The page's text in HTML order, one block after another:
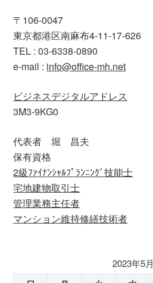
〒106-0047
東京都港区南麻布4-11-17-626
TEL : 03-6338-0890
e-mail : info@office-mh.net
ビジネスデジタルアドレス
3M3-9KG0
代表者 堀 昌夫
保有資格
2級ﾌｧｲﾅﾝｼｬﾙﾌﾟﾗﾝﾆﾝｸﾞ技能士
宅地建物取引士
管理業務主任者
マンション維持修繕技術者
2023年5月